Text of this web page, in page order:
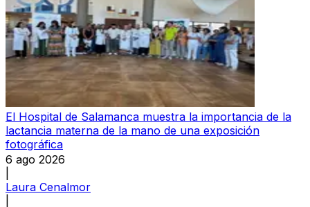
El Hospital de Salamanca muestra la importancia de la
lactancia materna de la mano de una exposición
fotográfica
6 ago 2026
Laura Cenalmor